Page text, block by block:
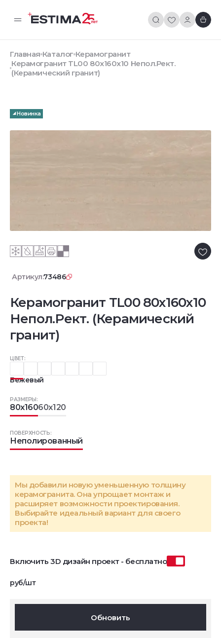
Главная Каталог Керамогранит
Керамогранит TL00 80x160x10 Непол.Рект.
(Керамический гранит)
Новинка
Артикул:73486
Керамогранит TL00 80x160x10
Непол.Рект. (Керамический
гранит)
ЦВЕТ:
Бежевый
РАЗМЕРЫ:
80x16060x120
ПОВЕРХНОСТЬ:
Неполированный
Мы добавили новую уменьшенную толщину
керамогранита. Она упрощает монтаж и
расширяет возможности проектирования.
Выбирайте идеальный вариант для своего
проекта!
Включить 3D дизайн проект - бесплатно
руб/шт
Обновить